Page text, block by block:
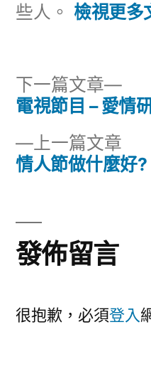
些人。 檢視更多
文
章
導
覽
上一篇文章
一
情人節做什麼好?
下一篇文章
下
一
章:
電視節目 – 愛情
發佈留言
很抱歉，必須登入